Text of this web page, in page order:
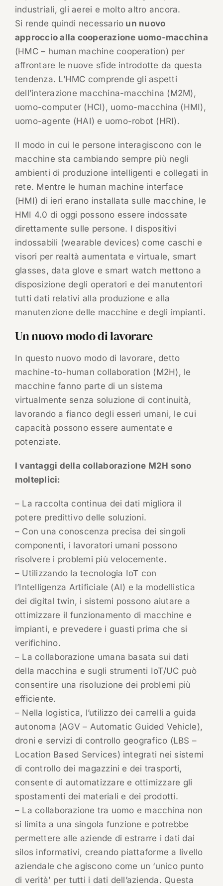
industriali, gli aerei e molto altro ancora.
Si rende quindi necessario un nuovo
approccio alla cooperazione uomo-macchina
(HMC – human machine cooperation) per
affrontare le nuove sfide introdotte da questa
tendenza. L’HMC comprende gli aspetti
dell’interazione macchina-macchina (M2M),
uomo-computer (HCI), uomo-macchina (HMI),
uomo-agente (HAI) e uomo-robot (HRI).
Il modo in cui le persone interagiscono con le
macchine sta cambiando sempre più negli
ambienti di produzione intelligenti e collegati in
rete. Mentre le human machine interface
(HMI) di ieri erano installata sulle macchine, le
HMI 4.0 di oggi possono essere indossate
direttamente sulle persone. I dispositivi
indossabili (wearable devices) come caschi e
visori per realtà aumentata e virtuale, smart
glasses, data glove e smart watch mettono a
disposizione degli operatori e dei manutentori
tutti dati relativi alla produzione e alla
manutenzione delle macchine e degli impianti.
Un nuovo modo di lavorare
In questo nuovo modo di lavorare, detto
machine-to-human collaboration (M2H), le
macchine fanno parte di un sistema
virtualmente senza soluzione di continuità,
lavorando a fianco degli esseri umani, le cui
capacità possono essere aumentate e
potenziate.
I vantaggi della collaborazione M2H sono
molteplici:
– La raccolta continua dei dati migliora il
potere predittivo delle soluzioni.
– Con una conoscenza precisa dei singoli
componenti, i lavoratori umani possono
risolvere i problemi più velocemente.
– Utilizzando la tecnologia IoT con
l’Intelligenza Artificiale (AI) e la modellistica
dei digital twin, i sistemi possono aiutare a
ottimizzare il funzionamento di macchine e
impianti, e prevedere i guasti prima che si
verifichino.
– La collaborazione umana basata sui dati
della macchina e sugli strumenti IoT/UC può
consentire una risoluzione dei problemi più
efficiente.
– Nella logistica, l’utilizzo dei carrelli a guida
autonoma (AGV – Automatic Guided Vehicle),
droni e servizi di controllo geografico (LBS –
Location Based Services) integrati nei sistemi
di controllo dei magazzini e dei trasporti,
consente di automatizzare e ottimizzare gli
spostamenti dei materiali e dei prodotti.
– La collaborazione tra uomo e macchina non
si limita a una singola funzione e potrebbe
permettere alle aziende di estrarre i dati dai
silos informativi, creando piattaforme a livello
aziendale che agiscono come un ‘unico punto
di verità’ per tutti i dati dell’azienda. Questa